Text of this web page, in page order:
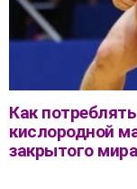
Как
кислородной
закрытого